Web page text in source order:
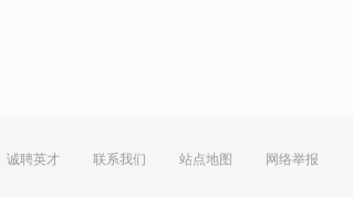
诚聘英才 联系我们 站点地图 网络举报